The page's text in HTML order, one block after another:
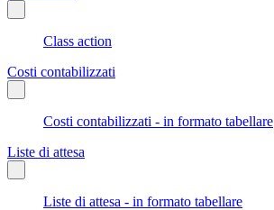
Class action
Costi contabilizzati
Costi contabilizzati - in formato tabellare
Liste di attesa
Liste di attesa - in formato tabellare